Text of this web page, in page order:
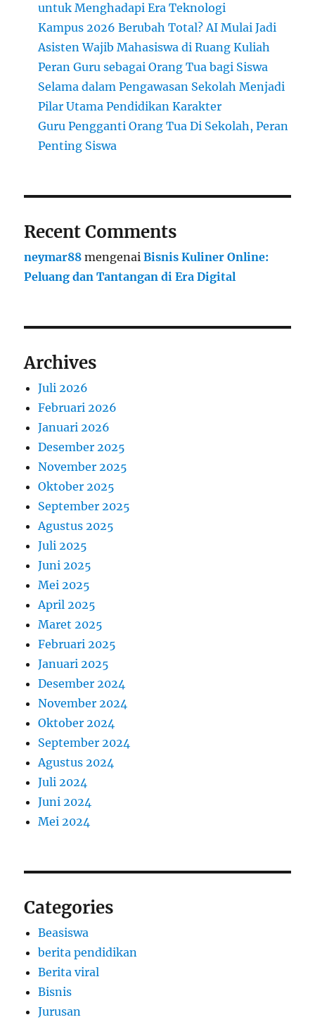
untuk Menghadapi Era Teknologi
Kampus 2026 Berubah Total? AI Mulai Jadi
Asisten Wajib Mahasiswa di Ruang Kuliah
Peran Guru sebagai Orang Tua bagi Siswa
Selama dalam Pengawasan Sekolah Menjadi
Pilar Utama Pendidikan Karakter
Guru Pengganti Orang Tua Di Sekolah, Peran
Penting Siswa
Recent Comments
neymar88 mengenaiBisnis Kuliner Online:
Peluang dan Tantangan di Era Digital
Archives
Juli 2026
Februari 2026
Januari 2026
Desember 2025
November 2025
Oktober 2025
September 2025
Agustus 2025
Juli 2025
Juni 2025
Mei 2025
April 2025
Maret 2025
Februari 2025
Januari 2025
Desember 2024
November 2024
Oktober 2024
September 2024
Agustus 2024
Juli 2024
Juni 2024
Mei 2024
Categories
Beasiswa
berita pendidikan
Berita viral
Bisnis
Jurusan